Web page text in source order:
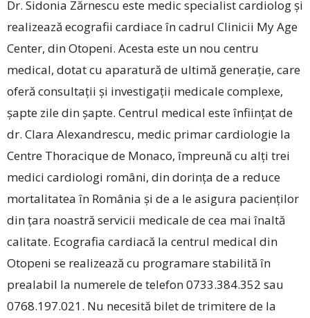
Dr. Sidonia Zărnescu este medic specialist cardiolog și
realizează ecografii cardiace în cadrul Clinicii My Age
Center, din Otopeni. Acesta este un nou centru
medical, dotat cu aparatură de ultimă generație, care
oferă consultații și investigații medicale complexe,
șapte zile din șapte. Centrul medical este înființat de
dr. Clara Alexandrescu, medic primar cardiologie la
Centre Thoracique de Monaco, împreună cu alți trei
medici cardiologi români, din dorința de a reduce
mortalitatea în România și de a le asigura pacienților
din țara noastră servicii medicale de cea mai înaltă
calitate. Ecografia cardiacă la centrul medical din
Otopeni se realizează cu programare stabilită în
prealabil la numerele de telefon 0733.384.352 sau
0768.197.021. Nu necesită bilet de trimitere de la